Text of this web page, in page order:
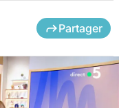
Partager